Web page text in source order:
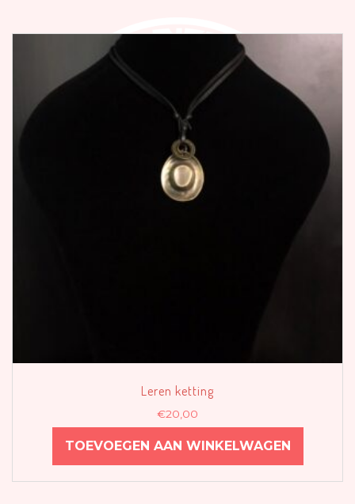
Leren ketting
€20,00
TOEVOEGEN AAN WINKELWAGEN